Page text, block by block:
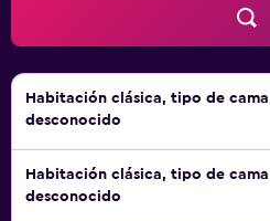
Habitación clásica, tipo de cama
desconocido
Habitación clásica, tipo de cama
desconocido